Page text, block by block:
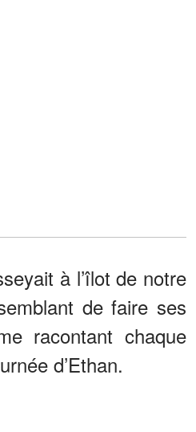
à l’îlot de notre
de faire ses
racontant chaque
d’Ethan.